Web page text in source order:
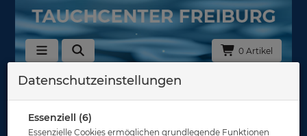
0 Artikel
Datenschutzeinstellungen
Essenziell (6)
Essenzielle Cookies ermöglichen grundlegende Funktionen